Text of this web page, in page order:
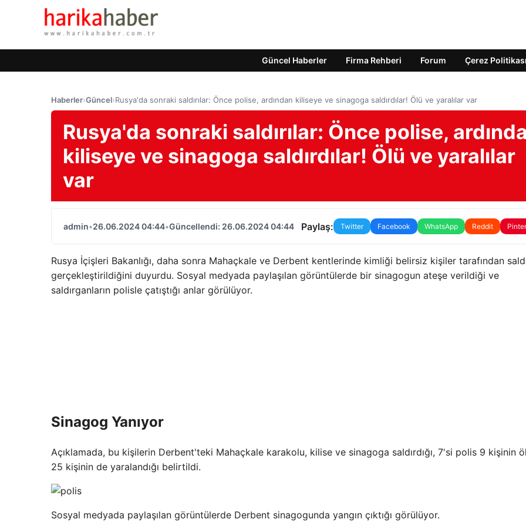
Güncel Haberler Firma Rehberi Forum Çerez Politikası
Haberler›Güncel›Rusya'da sonraki saldırılar: Önce polise, ardından kiliseye ve sinagoga saldırdılar! Ölü ve yaralılar var
Rusya'da sonraki saldırılar: Önce polise,
kiliseye ve sinagoga saldırdılar! Ölü ve yaralılar
var
admin•26.06.2024 04:44•Güncellendi: 26.06.2024 04:44 Paylaş: Twitter Facebook WhatsApp Reddit
Rusya İçişleri Bakanlığı, daha sonra Mahaçkale ve Derbent kentlerinde kimliği belirsiz kişiler tarafından
gerçekleştirildiğini duyurdu. Sosyal medyada paylaşılan görüntülerde bir sinagogun ateşe verildiği ve
saldırganların polisle çatıştığı anlar görülüyor.
Sinagog Yanıyor
Açıklamada, bu kişilerin Derbent'teki Mahaçkale karakolu, kilise ve sinagoga saldırdığı, 7'si polis 9 kişinin
25 kişinin de yaralandığı belirtildi.
Sosyal medyada paylaşılan görüntülerde Derbent sinagogunda yangın çıktığı görülüyor.